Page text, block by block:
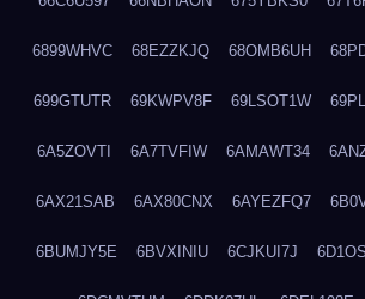
6899WHVC 68EZZKJQ 68OMB6UH
699GTUTR 69KWPV8F 69LSOT1W
6A5ZOVTI 6A7TVFIW 6AMAWT34
6AX21SAB 6AX80CNX 6AYEZFQ7
6BUMJY5E 6BVXINIU 6CJKUI7J